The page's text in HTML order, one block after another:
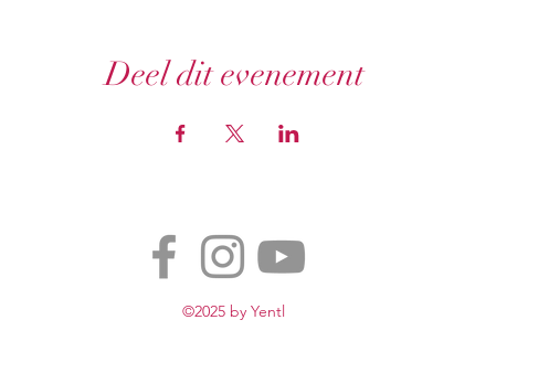
Deel dit evenement
©2025 by Yentl